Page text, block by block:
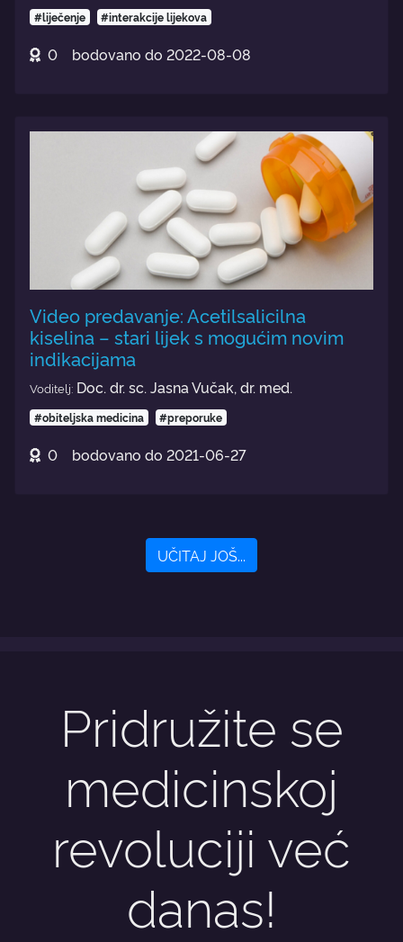
#liječenje #interakcije lijekova
0 bodovano do 2022-08-08
Video predavanje: Acetilsalicilna
kiselina – stari lijek s mogućim novim
indikacijama
Voditelj: Doc. dr. sc. Jasna Vučak, dr. med.
#obiteljska medicina #preporuke
0 bodovano do 2021-06-27
UČITAJ JOŠ...
Pridružite se
medicinskoj
revoluciji već
danas!